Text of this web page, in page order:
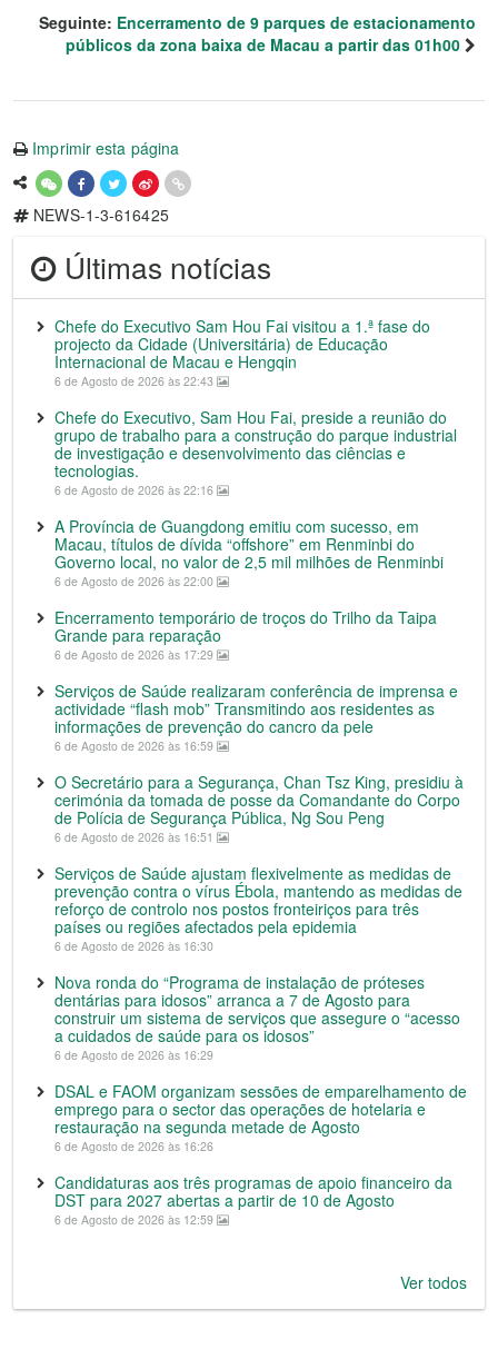
Seguinte: Encerramento de 9 parques de estacionamento
públicos da zona baixa de Macau a partir das 01h00
Imprimir esta página
NEWS-1-3-616425
Últimas notícias
Chefe do Executivo Sam Hou Fai visitou a 1.ª fase do
projecto da Cidade (Universitária) de Educação
Internacional de Macau e Hengqin
6 de Agosto de 2026 às 22:43
Chefe do Executivo, Sam Hou Fai, preside a reunião do
grupo de trabalho para a construção do parque industrial
de investigação e desenvolvimento das ciências e
tecnologias.
6 de Agosto de 2026 às 22:16
A Província de Guangdong emitiu com sucesso, em
Macau, títulos de dívida “offshore” em Renminbi do
Governo local, no valor de 2,5 mil milhões de Renminbi
6 de Agosto de 2026 às 22:00
Encerramento temporário de troços do Trilho da Taipa
Grande para reparação
6 de Agosto de 2026 às 17:29
Serviços de Saúde realizaram conferência de imprensa e
actividade “flash mob” Transmitindo aos residentes as
informações de prevenção do cancro da pele
6 de Agosto de 2026 às 16:59
O Secretário para a Segurança, Chan Tsz King, presidiu à
cerimónia da tomada de posse da Comandante do Corpo
de Polícia de Segurança Pública, Ng Sou Peng
6 de Agosto de 2026 às 16:51
Serviços de Saúde ajustam flexivelmente as medidas de
prevenção contra o vírus Ébola, mantendo as medidas de
reforço de controlo nos postos fronteiriços para três
países ou regiões afectados pela epidemia
6 de Agosto de 2026 às 16:30
Nova ronda do “Programa de instalação de próteses
dentárias para idosos” arranca a 7 de Agosto para
construir um sistema de serviços que assegure o “acesso
a cuidados de saúde para os idosos”
6 de Agosto de 2026 às 16:29
DSAL e FAOM organizam sessões de emparelhamento de
emprego para o sector das operações de hotelaria e
restauração na segunda metade de Agosto
6 de Agosto de 2026 às 16:26
Candidaturas aos três programas de apoio financeiro da
DST para 2027 abertas a partir de 10 de Agosto
6 de Agosto de 2026 às 12:59
Ver todos